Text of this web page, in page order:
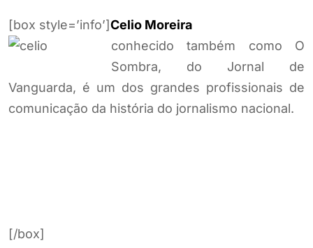
[box style=’info’]Celio Moreira
conhecido também como O
Sombra, do Jornal de
Vanguarda, é um dos grandes profissionais de
comunicação da história do jornalismo nacional.
[/box]